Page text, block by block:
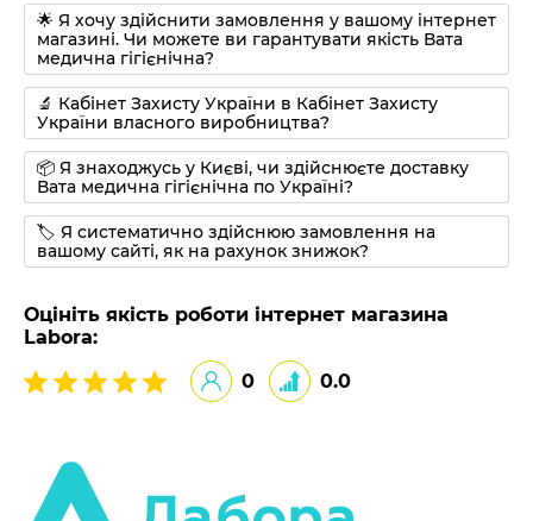
🌟 Я хочу здійснити замовлення у вашому інтернет
магазині. Чи можете ви гарантувати якість Вата
медична гігієнічна?
🔬 Кабінет Захисту України в Кабінет Захисту
України власного виробництва?
📦 Я знаходжусь у Києві, чи здійснюєте доставку
Вата медична гігієнічна по Україні?
🏷 Я систематично здійснюю замовлення на
вашому сайті, як на рахунок знижок?
Оцініть якість роботи інтернет магазина
Labora:
0
0.0